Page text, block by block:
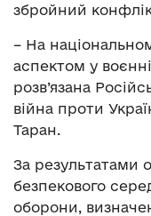
збройний
– На
аспектом у
розв’язана
війна проти
Таран.
За результатами
безпекового
оборони,